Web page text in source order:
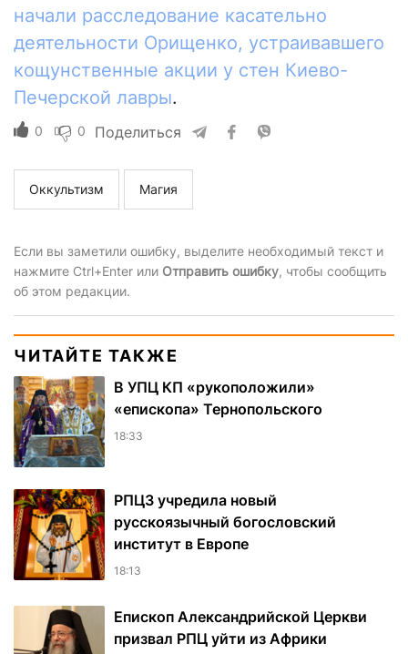
начали расследование касательно
деятельности Орищенко, устраивавшего
кощунственные акции у стен Киево-
Печерской лавры.
0 0 Поделиться
Оккультизм Магия
Если вы заметили ошибку, выделите необходимый текст и
нажмите Ctrl+Enter или Отправить ошибку, чтобы сообщить
об этом редакции.
ЧИТАЙТЕ ТАКЖЕ
В УПЦ КП «рукоположили»
«епископа» Тернопольского
18:33
РПЦЗ учредила новый
русскоязычный богословский
институт в Европе
18:13
Епископ Александрийской Церкви
призвал РПЦ уйти из Африки